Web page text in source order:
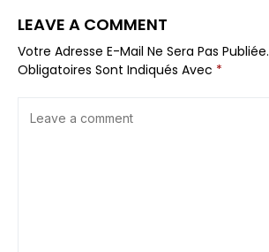
LEAVE A COMMENT
Votre Adresse E-Mail Ne Sera Pas Publiée.
Obligatoires Sont Indiqués Avec *